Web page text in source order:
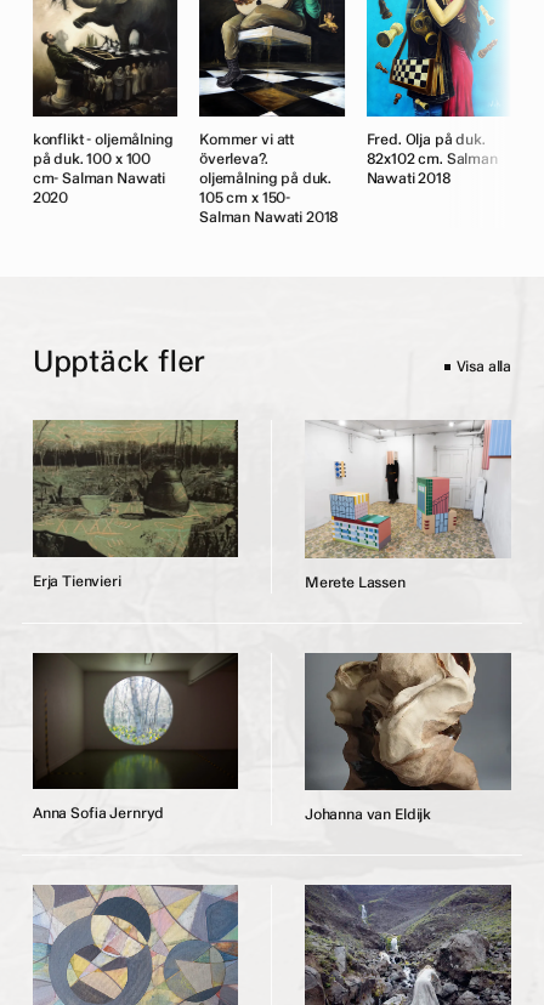
konflikt - oljemålning
på duk. 100 x 100
cm- Salman Nawati
2020
Kommer vi att
överleva?.
oljemålning på duk.
105 cm x 150-
Salman Nawati 2018
Fred. Olja på duk.
82x102 cm. Salman
Nawati 2018
Upptäck fler Visa alla
Erja Tienvieri Merete Lassen
Anna Sofa Jernryd Johanna van Eld ijk